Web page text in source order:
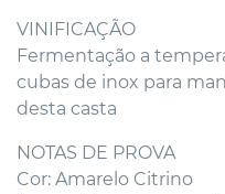
VINIFICAÇÃO
Fermentação a
cubas de inox para
desta casta
NOTAS DE PROVA
Cor: Amarelo Citrino